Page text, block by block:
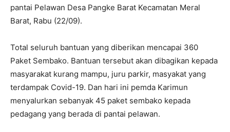
pantai Pelawan Desa Pangke Barat Kecamatan Meral
Barat, Rabu (22/09).
Total seluruh bantuan yang diberikan mencapai 360
Paket Sembako. Bantuan tersebut akan dibagikan kepada
masyarakat kurang mampu, juru parkir, masyakat yang
terdampak Covid-19. Dan hari ini pemda Karimun
menyalurkan sebanyak 45 paket sembako kepada
pedagang yang berada di pantai pelawan.